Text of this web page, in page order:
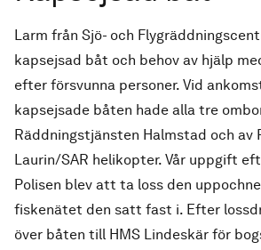
Larm från Sjö- och
kapsejsad båt och behov av hjälp
efter försvunna personer. Vid
kapsejsade båten hade alla tre
Räddningstjänsten Halmstad och av
Laurin/SAR helikopter. Vår uppgift
Polisen blev att ta loss den
fiskenätet den satt fast i. Efter
över båten till HMS Lindeskär för